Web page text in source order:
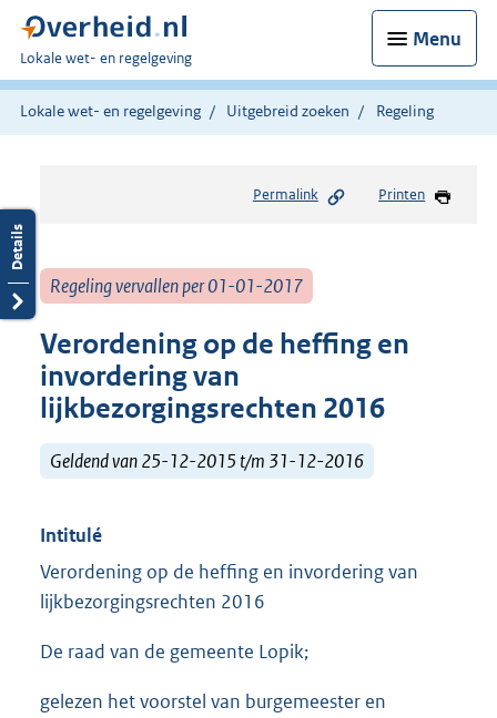
Menu
U
bent
hier:
Lokale wet- en regelgeving
Lokale wet- en regelgeving Uitgebreid zoeken Regeling
Permalink Printen
Regeling vervallen per 01-01-2017
Verordening op de heffing en
invordering van
lijkbezorgingsrechten 2016
Geldend van 25-12-2015 t/m 31-12-2016
Intitulé
Verordening op de heffing en invordering van
lijkbezorgingsrechten 2016
De raad van de gemeente Lopik;
gelezen het voorstel van burgemeester en